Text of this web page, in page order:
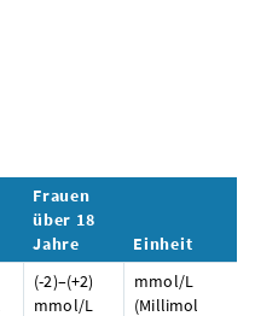
Frauen
über 18
Jahre
Einheit
(-2)–(+2)
mmol/L
mmol/L
(Millimol